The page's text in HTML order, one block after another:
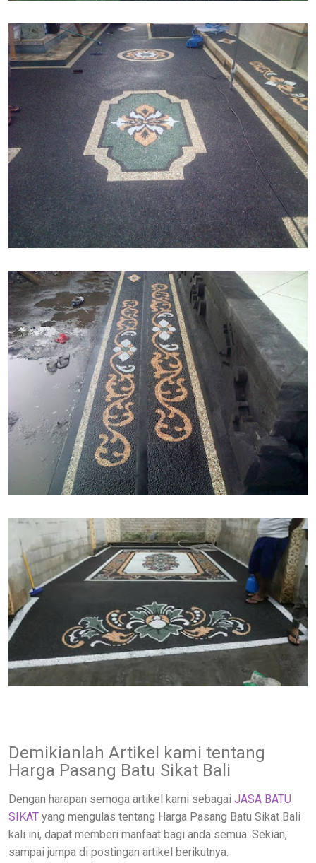
Demikianlah Artikel kami tentang
Harga Pasang Batu Sikat Bali
Dengan harapan semoga artikel kami sebagai JASA BATU
SIKAT yang mengulas tentang Harga Pasang Batu Sikat Bali
kali ini, dapat memberi manfaat bagi anda semua. Sekian,
sampai jumpa di postingan artikel berikutnya.